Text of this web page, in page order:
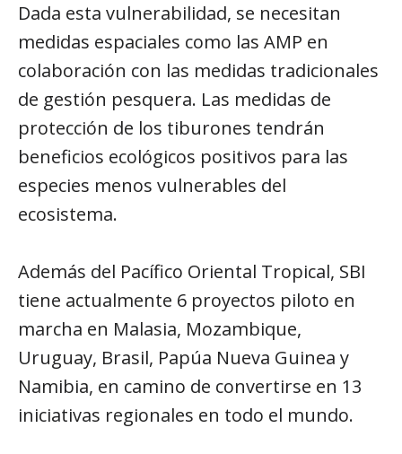
Dada esta vulnerabilidad, se necesitan
medidas espaciales como las AMP en
colaboración con las medidas tradicionales
de gestión pesquera. Las medidas de
protección de los tiburones tendrán
beneficios ecológicos positivos para las
especies menos vulnerables del
ecosistema.
Además del Pacífico Oriental Tropical, SBI
tiene actualmente 6 proyectos piloto en
marcha en Malasia, Mozambique,
Uruguay, Brasil, Papúa Nueva Guinea y
Namibia, en camino de convertirse en 13
iniciativas regionales en todo el mundo.